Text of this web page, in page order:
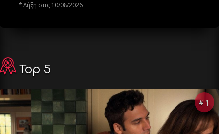
* Λήξη στις 10/08/2026
Top 5
# 1